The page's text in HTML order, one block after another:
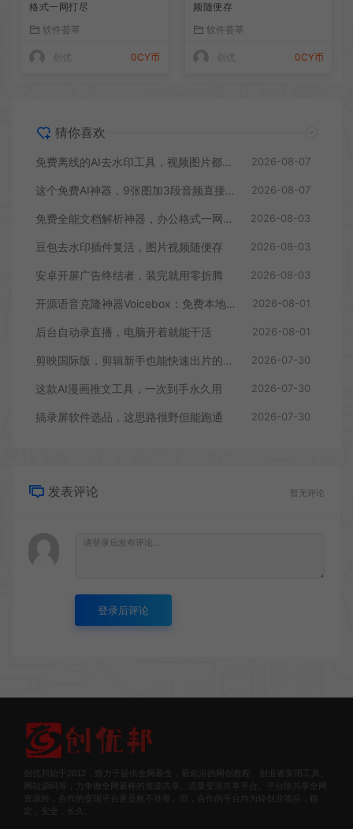
格式一网打尽
软件荟萃
0CY币
频随便存
软件荟萃
0CY币
猜你喜欢
免费离线的AI去水印工具，视频图片都能批量搞 2026-08-07
这个免费AI神器，9张图加3段音频直接变10秒大片 2026-08-07
免费全能文档解析神器，办公格式一网打尽 2026-08-03
豆包去水印插件复活，图片视频随便存 2026-08-03
安卓开屏广告终结者，装完就用零折腾 2026-08-03
开源语音克隆神器Voicebox：免费本地运行，录音转写全搞定 2026-08-01
后台自动录直播，电脑开着就能干活 2026-08-01
剪映国际版，剪辑新手也能快速出片的免费神器 2026-07-30
这款AI漫画推文工具，一次到手永久用 2026-07-30
搞录屏软件选品，这思路很野但能跑通 2026-07-30
发表评论 暂无评论
登录后评论
创优邦始于2012，致力于提供全网最全，最前沿的网创教程、创业者实用工具、
网站源码等，力争做全网最棒的资源共享、流量变现共享平台。平台除共享全网
资源外，合作的变现平台更是枚不胜举。但，合作的平台均为轻创业项目，稳
定，安全，长久。